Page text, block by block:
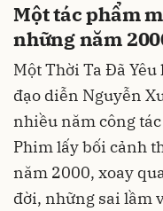
Một tác phẩm
những năm
Một Thời Ta Đã
đạo diễn Nguyễn
nhiều năm công
Phim lấy bối cảnh
năm 2000, xoay
đời, những sai lầm